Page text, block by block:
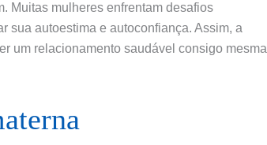
Muitas mulheres enfrentam desafios
sua autoestima e autoconfiança. Assim, a
um relacionamento saudável consigo mesma